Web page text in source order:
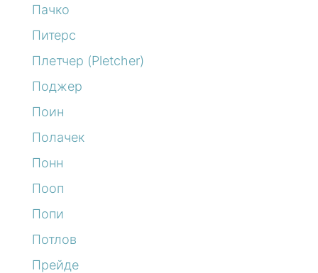
Пачко
Питерс
Плетчер (Pletcher)
Поджер
Поин
Полачек
Понн
Пооп
Попи
Потлов
Прейде